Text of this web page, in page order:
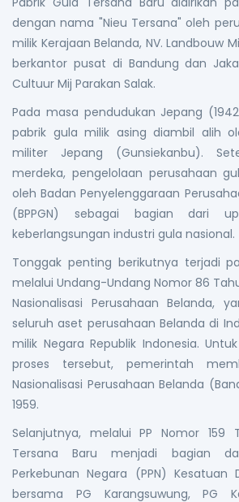
dengan nama "Nieu Tersana" oleh
milik Kerajaan Belanda, NV. Landbouw
berkantor pusat di Bandung dan
Cultuur Mij Parakan Salak.
Pada masa pendudukan Jepang
pabrik gula milik asing diambil alih
militer Jepang (Gunsiekanbu).
merdeka, pengelolaan perusahaan
oleh Badan Penyelenggaraan
(BPPGN) sebagai bagian dari
keberlangsungan industri gula nasional.
Tonggak penting berikutnya terjadi
melalui Undang-Undang Nomor 86
Nasionalisasi Perusahaan Belanda,
seluruh aset perusahaan Belanda di
milik Negara Republik Indonesia.
proses tersebut, pemerintah
Nasionalisasi Perusahaan Belanda
1959.
Selanjutnya, melalui PP Nomor 159
Tersana Baru menjadi bagian
Perkebunan Negara (PPN) Kesatuan
bersama PG Karangsuwung, PG